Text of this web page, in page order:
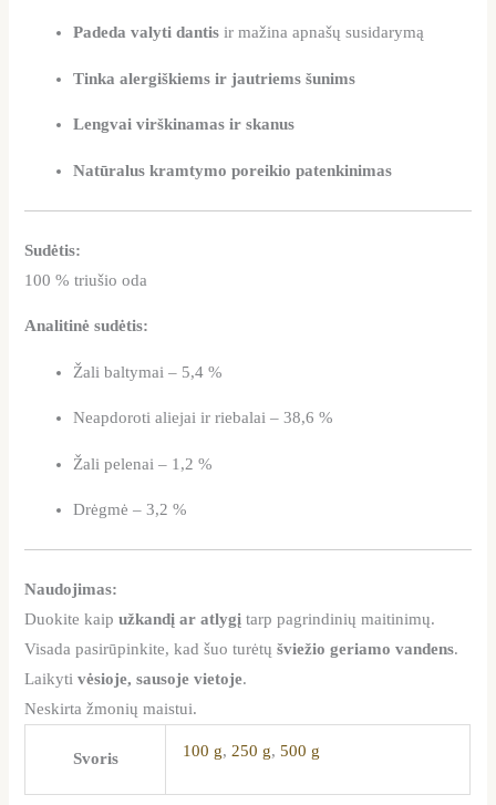
Padeda valyti dantis ir mažina apnašų susidarymą
Tinka alergiškiems ir jautriems šunims
Lengvai virškinamas ir skanus
Natūralus kramtymo poreikio patenkinimas
Sudėtis:
100 % triušio oda
Analitinė sudėtis:
Žali baltymai – 5,4 %
Neapdoroti aliejai ir riebalai – 38,6 %
Žali pelenai – 1,2 %
Drėgmė – 3,2 %
Naudojimas:
Duokite kaipužkandį ar atlygį tarp pagrindinių maitinimų.
Visada pasirūpinkite, kad šuo turėtųšviežio geriamo vandens.
Laikytivėsioje, sausoje vietoje.
Neskirta žmonių maistui.
Svoris 100 g, 250 g,500 g